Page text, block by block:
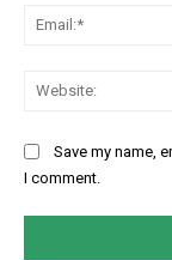
Save my name,
I comment.